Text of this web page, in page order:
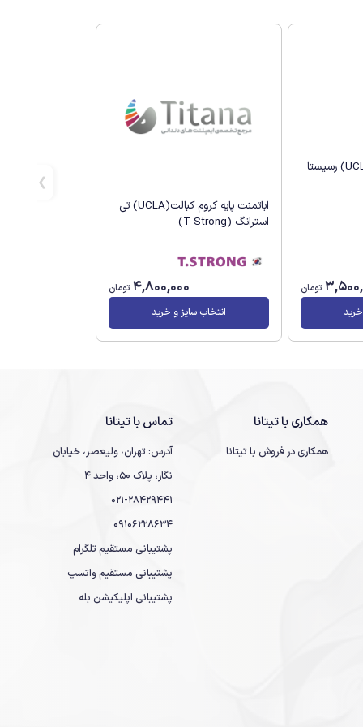
اباتمنت پایه اکرلیک (UCLA) رسیستا
تومان
اباتمنت پایه کروم کبالت(UCLA) تی
استرانگ (T Strong)
4,800,000 تومان
انتخاب سایز و خرید
همکاری با تیتانا
همکاری در فروش با تیتانا
تماس با تیتانا
آدرس: تهران، ولیعصر، خیابان
نگار، پلاک 50، واحد 4
021-28429441
09106228634
پشتیبانی مستقیم تلگرام
پشتیبانی مستقیم واتسپ
پشتیبانی اپلیکیشن بله